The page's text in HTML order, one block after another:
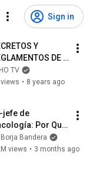
Sign in
Y
DE
A LOS
TV
• 8 years ago
jefe de
Por Qué
Tiene Tantos
de Cáncer (la
Borja Bandera
views • 3 months ago